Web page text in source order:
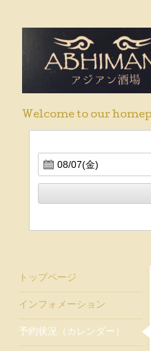
Welcome to our
トップページ
インフォメーション
予約状況（カレンダー）